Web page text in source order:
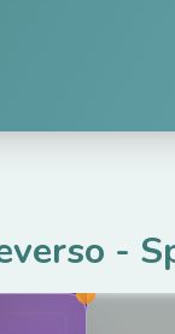
-